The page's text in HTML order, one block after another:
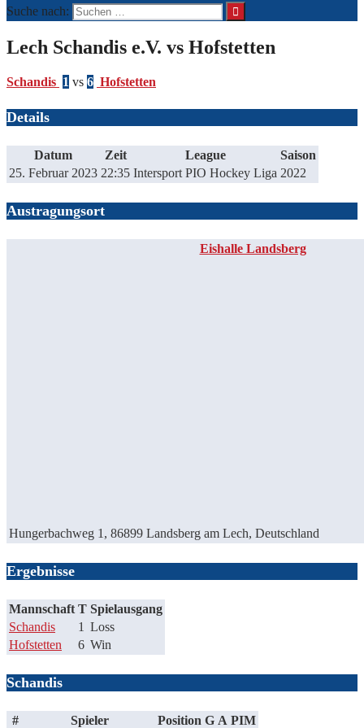
Suche nach:
Lech Schandis e.V. vs Hofstetten
Schandis 1 vs 6 Hofstetten
Details
Datum Zeit League
Saison
25. Februar 2023 22:35 Intersport PIO Hockey Liga 2022
Austragungsort
Eishalle Landsberg
Hungerbachweg 1, 86899 Landsberg am Lech, Deutschland
Ergebnisse
Mannschaft T Spielausgang
Schandis
1 Loss
Hofstetten
6 Win
Schandis
# Spieler Position G A PIM